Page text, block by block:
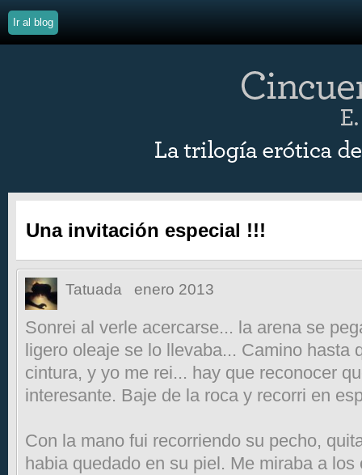
Ir al blog
Una invitación especial !!!
Tatuada enero 2013
Sonrei al verle acercarse... la arena se
ligero oleaje se lo llevaba... Camino hasta
cintura, y yo me rei... hay que reconocer
interesante. Baje de la roca y recorri en
Con la mano fui recorriendo su pecho,
habia quedado en su piel. Me miraba a